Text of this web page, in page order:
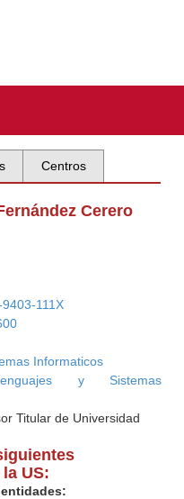
Centros
Cerero
111X
Informaticos
y Sistemas
Titular de Universidad
US: